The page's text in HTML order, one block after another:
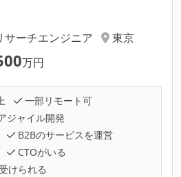
サーチエンジニア
東京
万円
一部リモート可
ジャイル開発
B2Bのサービスを運営
CTOがいる
けられる